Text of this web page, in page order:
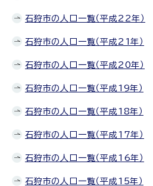
石狩市の人口一覧（平成22年）
石狩市の人口一覧（平成21年）
石狩市の人口一覧（平成20年）
石狩市の人口一覧（平成19年）
石狩市の人口一覧（平成18年）
石狩市の人口一覧（平成17年）
石狩市の人口一覧（平成16年）
石狩市の人口一覧（平成15年）